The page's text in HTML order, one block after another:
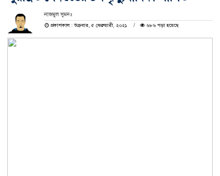
নাজমুল সুমন॥
প্রকাশকাল : শুক্রবার, ৫ ফেব্রুয়ারী, ২০২১
৬৮৬ পড়া হয়েছে